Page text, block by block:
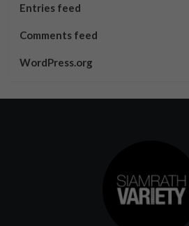
Entries feed
Comments feed
WordPress.org